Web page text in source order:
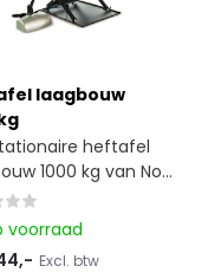
laagbouw
heftafel
1000 kg van No...
voorraad
Excl. btw